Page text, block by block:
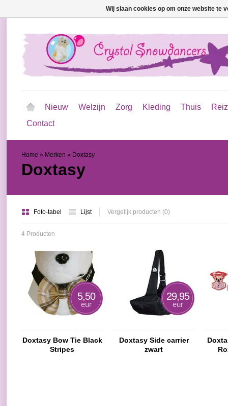
Nieuw Welzijn Zorg Kleding Thuis
Contact
Home » Merken » Doxtasy
Doxtasy
Foto-tabel Lijst Vergelijk producten (0)
4 Producten
5,50
eur
Doxtasy Bow Tie Black
Stripes
29,95
eur
Doxtasy Side carrier
zwart
Wij slaan cookies op om onze website te